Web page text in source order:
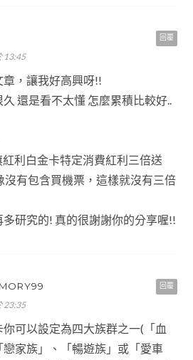
回覆
13:45
章，讓我好高興呀!!
還是看不太懂 怎麼累積比較好..
利白金卡特定消費紅利三倍送
沒有包含買機票，這樣就沒有三倍
多研究的! 真的很謝謝你的分享喔!!
回覆
23:35
可以設定為四大族群之一(「血
戀家族」、「暢遊族」或「愛車